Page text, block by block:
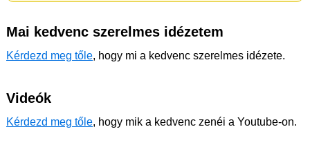
Mai kedvenc szerelmes idézetem
Kérdezd meg tőle, hogy mi a kedvenc szerelmes idézete.
Videók
Kérdezd meg tőle, hogy mik a kedvenc zenéi a Youtube-on.